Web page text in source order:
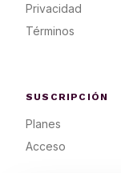
Privacidad
Términos
SUSCRIPCIÓN
Planes
Acceso